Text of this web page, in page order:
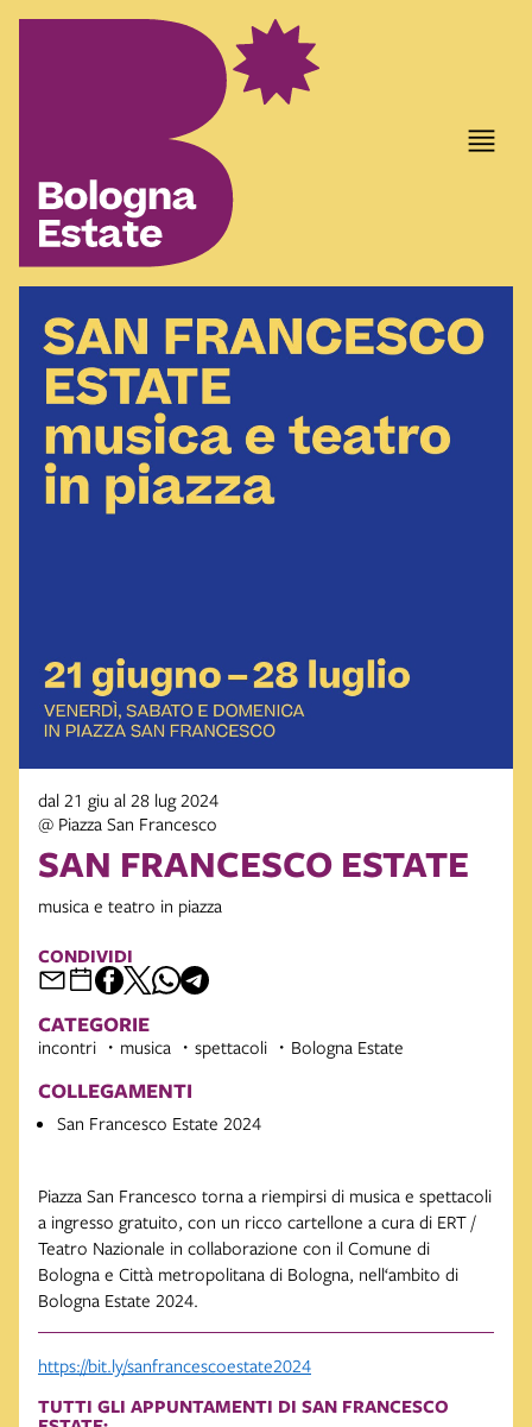
dal 21 giu al 28 lug 2024
@ Piazza San Francesco
SAN FRANCESCO ESTATE
musica e teatro in piazza
CONDIVIDI
CATEGORIE
incontri musica spettacoli Bologna Estate
COLLEGAMENTI
San Francesco Estate 2024
Piazza San Francesco torna a riempirsi di musica e spettacoli
a ingresso gratuito, con un ricco cartellone a cura di ERT /
Teatro Nazionale in collaborazione con il Comune di
Bologna e Città metropolitana di Bologna, nell‘ambito di
Bologna Estate 2024.
https://bit.ly/sanfrancescoestate2024
TUTTI GLI APPUNTAMENTI DI SAN FRANCESCO